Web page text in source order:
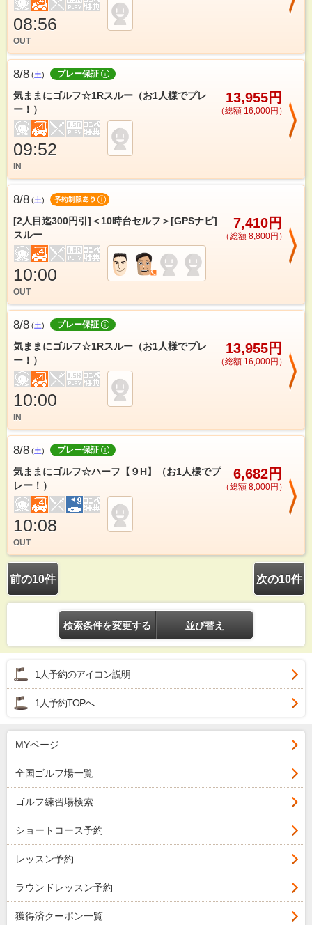
08:56
OUT
8/8 (土) プレー保証
気ままにゴルフ☆1Rスルー（お1人様でプレ
ー！）
13,955円
（総額 16,000円）
09:52
IN
8/8 (土)
[2人目迄300円引]＜10時台セルフ＞[GPSナビ]
スルー
7,410円
（総額 8,800円）
10:00
OUT
8/8 (土) プレー保証
気ままにゴルフ☆1Rスルー（お1人様でプレ
ー！）
13,955円
（総額 16,000円）
10:00
IN
8/8 (土) プレー保証
気ままにゴルフ☆ハーフ【９H】（お1人様でプ
レー！）
6,682円
（総額 8,000円）
10:08
OUT
前の10件 次の10件
検索条件を変更する 並び替え
1人予約のアイコン説明
1人予約TOPへ
MYページ
全国ゴルフ場一覧
ゴルフ練習場検索
ショートコース予約
レッスン予約
ラウンドレッスン予約
獲得済クーポン一覧